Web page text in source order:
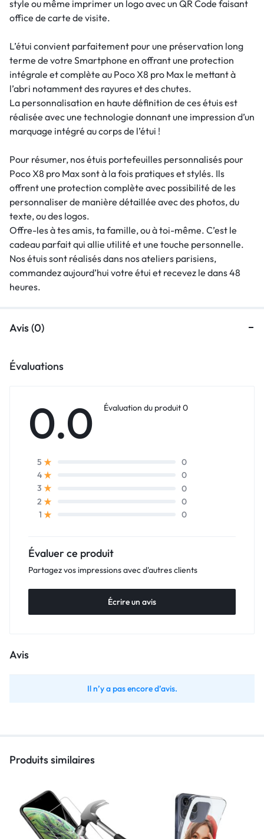
style ou même imprimer un logo avec un QR Code faisant
office de carte de visite.
L’étui convient parfaitement pour une préservation long
terme de votre Smartphone en offrant une protection
intégrale et complète au Poco X8 pro Max le mettant à
l’abri notamment des rayures et des chutes.
La personnalisation en haute définition de ces étuis est
réalisée avec une technologie donnant une impression d’un
marquage intégré au corps de l’étui !
Pour résumer, nos étuis portefeuilles personnalisés pour
Poco X8 pro Max sont à la fois pratiques et stylés. Ils
offrent une protection complète avec possibilité de les
personnaliser de manière détaillée avec des photos, du
texte, ou des logos.
Offre-les à tes amis, ta famille, ou à toi-même. C’est le
cadeau parfait qui allie utilité et une touche personnelle.
Nos étuis sont réalisés dans nos ateliers parisiens,
commandez aujourd’hui votre étui et recevez le dans 48
heures.
Avis (0)
Évaluations
0.0 Évaluation du produit 0
5
0
4
0
3
0
2
0
1
0
Évaluer ce produit
Partagez vos impressions avec d'autres clients
Écrire un avis
Avis
Il n’y a pas encore d’avis.
Produits similaires